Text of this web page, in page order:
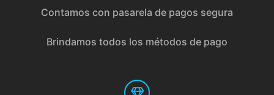
Contamos con pasarela de pagos segura
Brindamos todos los métodos de pago